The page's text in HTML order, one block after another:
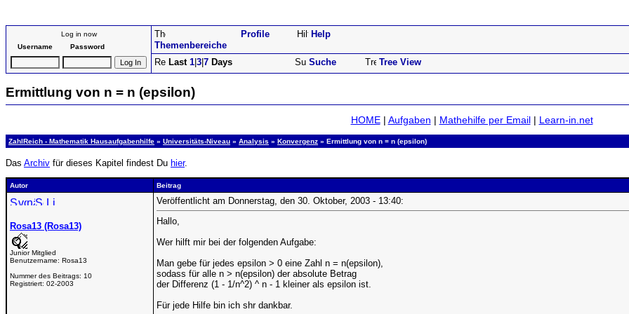
Log in now
Username
Password Themenbereiche
Profile Help
Last 1 3 7 Days Suche Tree View
Ermittlung von n = n (epsilon)
HOME| Aufgaben | Mathehilfe per Email| Learn-in.net
ZahlReich - Mathematik Hausaufgabenhilfe » Universitäts-Niveau » Analysis » Konvergenz » Ermittlung von n = n (epsilon)
Das Archiv für dieses Kapitel findest Du hier.
Autor Beitrag
Rosa13 (Rosa13)
Junior Mitglied
Benutzername: Rosa13
Nummer des Beitrags: 10
Registriert: 02-2003
Veröffentlicht am Donnerstag, den 30. Oktober, 2003 - 13:40:
Hallo,
Wer hilft mir bei der folgenden Aufgabe:
Man gebe für jedes epsilon > 0 eine Zahl n = n(epsilon),
sodass für alle n > n(epsilon) der absolute Betrag
der Differenz (1 - 1/n^2) ^ n - 1 kleiner als epsilon ist.
Für jede Hilfe bin ich shr dankbar.